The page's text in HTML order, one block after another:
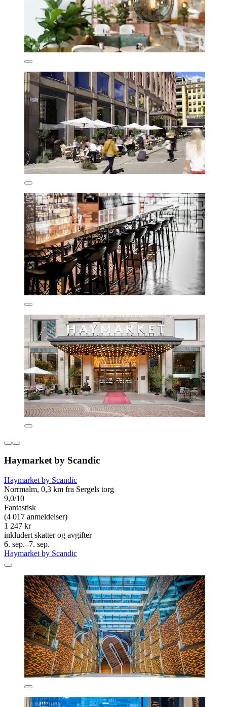
Haymarket by Scandic
Haymarket by Scandic
Norrmalm, 0,3 km fra Sergels torg
9,0/10
Fantastisk
(4 017 anmeldelser)
1 247 kr
inkludert skatter og avgifter
6. sep.–7. sep.
Haymarket by Scandic